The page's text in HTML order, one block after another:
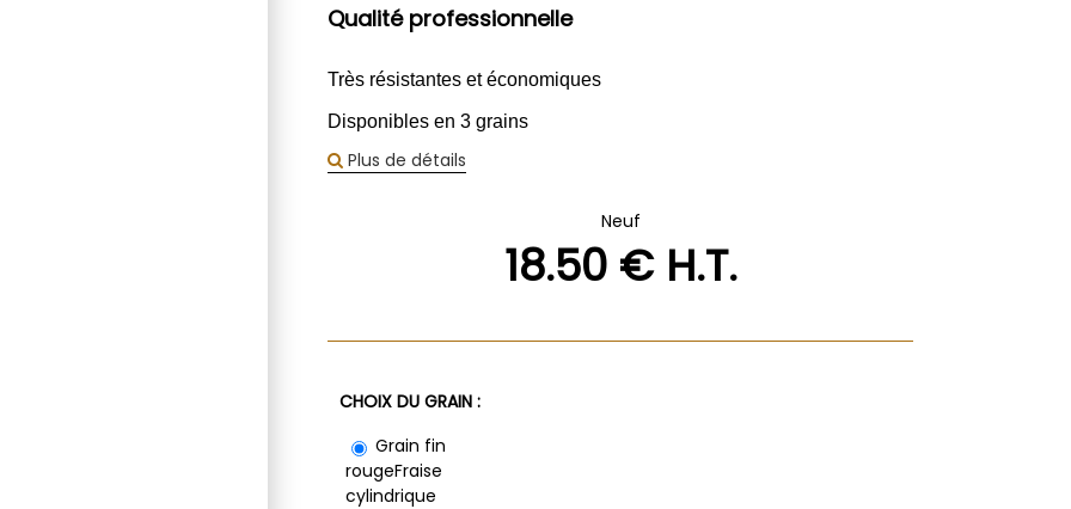
Qualité professionnelle
Très résistantes et économiques
Disponibles en 3 grains
Plus de détails
Neuf
18.50€ H.T.
CHOIX DU GRAIN :
Grain fin
rougeFraise
cylindrique